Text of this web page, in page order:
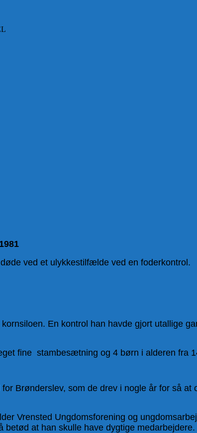
ved et ulykkestilfælde ved en foderkontrol.
En kontrol han havde gjort utallige
fine stambesætning og 4 børn i alderen fra
Brønderslev, som de drev i nogle år for så at
Vrensted Ungdomsforening og
at han skulle have dygtige